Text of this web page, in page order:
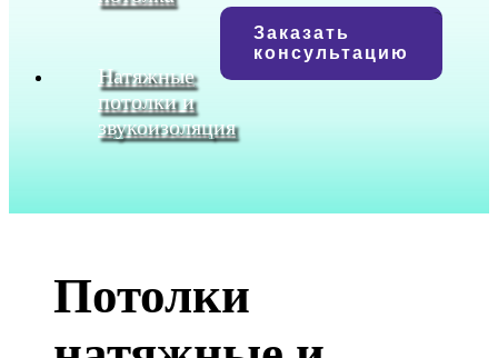
Натяжные
потолки и
звукоизоляция
Заказать
консультацию
Потолки